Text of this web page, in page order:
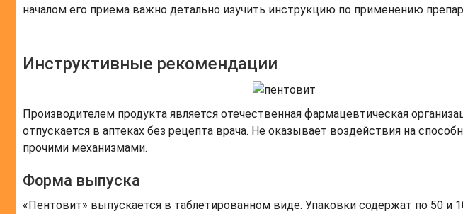
началом его приема важно детально изучить инструкцию по применению
Инструктивные рекомендации
Производителем продукта является отечественная фармацевтическая
отпускается в аптеках без рецепта врача. Не оказывает воздействия на
прочими механизмами.
Форма выпуска
«Пентовит» выпускается в таблетированном виде. Упаковки содержат по 50 и